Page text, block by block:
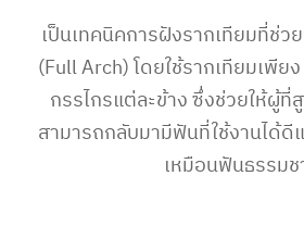
เป็นเทคนิคการฝังรากเทียมที่ช่
(Full Arch) โดยใช้รากเทียมเพีย
กรรไกรแต่ละข้าง ซึ่งช่วยให้ผู้
สามารถกลับมามีฟันที่ใช้งานได้ดี
เหมือนฟันธรรม